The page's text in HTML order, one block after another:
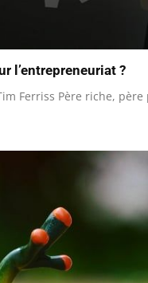
l’entrepreneuriat ?
Ferriss Père riche,